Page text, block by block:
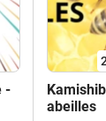
-
Kamishibai La
abeilles